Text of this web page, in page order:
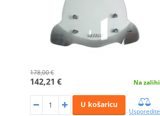
178,00 €
142,21 € Na zalihi
U košaricu
Usporedite